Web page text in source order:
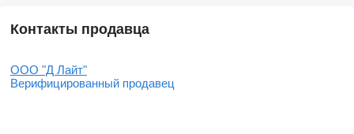
Контакты продавца
ООО "Д Лайт"
Верифицированный продавец